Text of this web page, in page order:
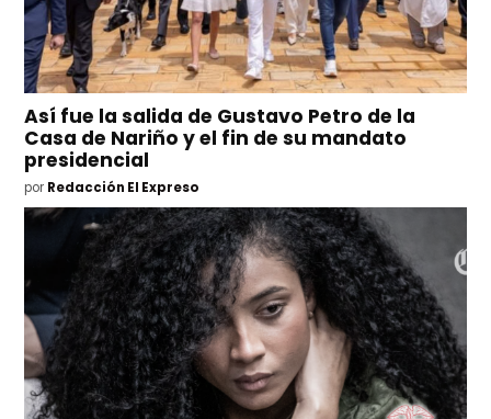
Así fue la salida de Gustavo Petro de la
Casa de Nariño y el fin de su mandato
presidencial
por Redacción El Expreso